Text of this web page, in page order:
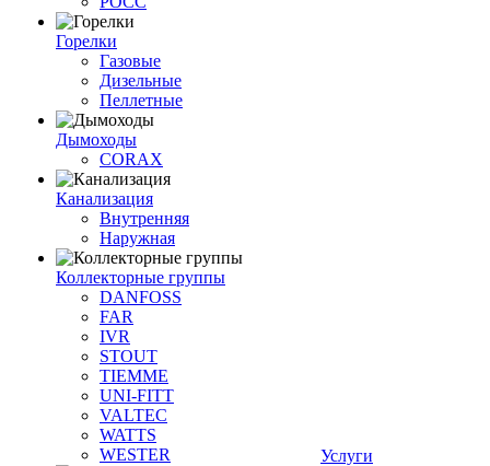
Горелки
Газовые
Дизельные
Пеллетные
Дымоходы
CORAX
Канализация
Внутренняя
Наружная
Коллекторные группы
DANFOSS
FAR
IVR
STOUT
TIEMME
UNI-FITT
VALTEC
WATTS
WESTER
Услуги